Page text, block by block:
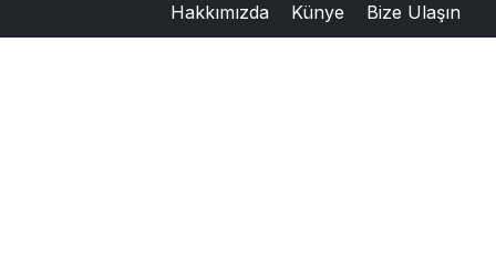
Hakkımızda Künye Bize Ulaşın